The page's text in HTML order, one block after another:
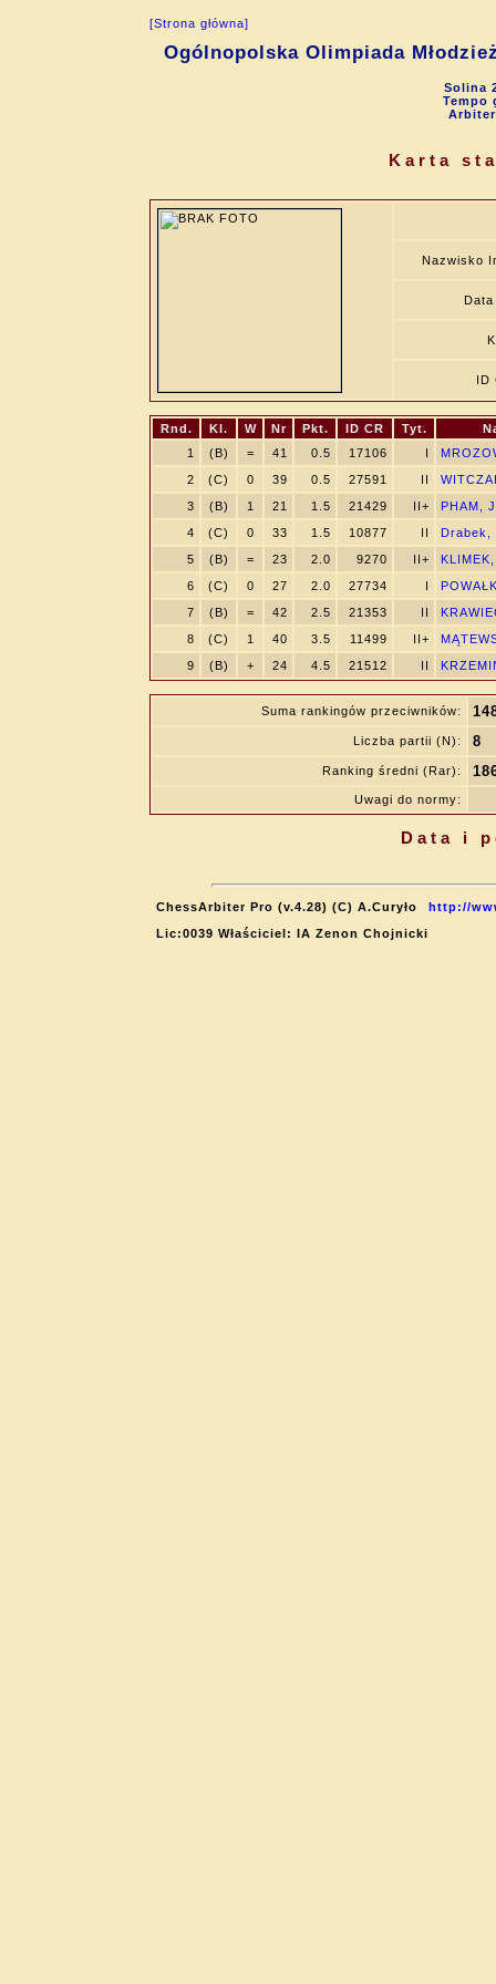
[Strona główna]
Ogólnopolska Olimpiada
Solina
Tempo
Karta
Nazwisko
ID
Rnd. Kl. W Nr Pkt. ID CR Tyt.
1
(B) = 41 0.5 17106 I
2
(C) 0 39 0.5 27591 II
3
(B) 1 21 1.5 21429 II+
PHAM,
4
(C) 0 33 1.5 10877 II
Drabek,
5
(B) = 23 2.0 9270 II+
6
(C) 0 27 2.0 27734 I
7
(B) = 42 2.5 21353 II
8
(C) 1 40 3.5 11499 II+
9
(B) + 24 4.5 21512 II
Suma rankingów przeciwników:
Liczba partii (N): 8
Ranking średni (Rar):
Uwagi do normy:
Data i
ChessArbiter Pro (v.4.28) (C) A.Curyło
http://
Lic:0039 Właściciel: IA Zenon Chojnicki